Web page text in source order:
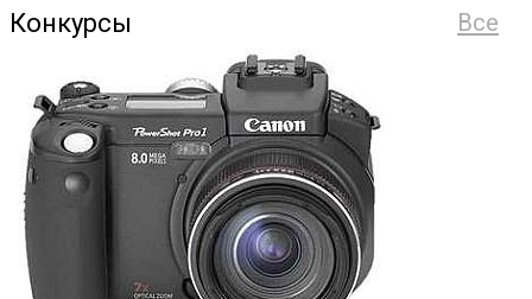
Все
Конкурсы